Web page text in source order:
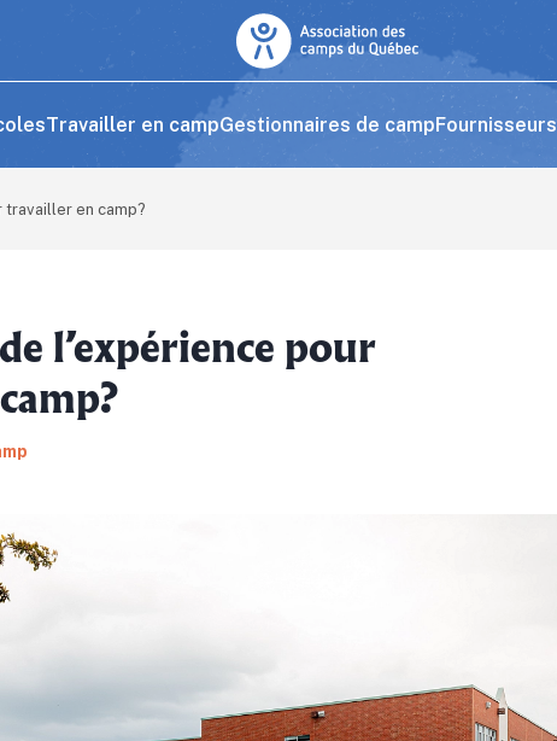
Travailler en campGestionnaires de campFournisseurs
travailler en camp?
l’expérience pour